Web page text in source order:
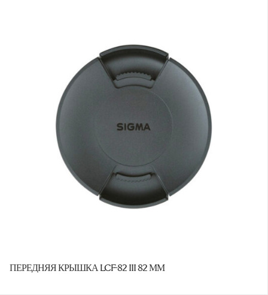
ПЕРЕДНЯЯ КРЫШКА LCF-82 III 82 ММ